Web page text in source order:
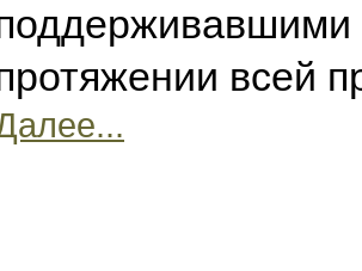
всей